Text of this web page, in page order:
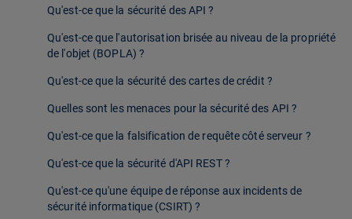
Qu'est-ce que la sécurité des API ?
Qu'est-ce que l'autorisation brisée au niveau de la propriété
de l'objet (BOPLA) ?
Qu'est-ce que la sécurité des cartes de crédit ?
Quelles sont les menaces pour la sécurité des API ?
Qu'est-ce que la falsification de requête côté serveur ?
Qu'est-ce que la sécurité d'API REST ?
Qu'est-ce qu'une équipe de réponse aux incidents de
sécurité informatique (CSIRT) ?